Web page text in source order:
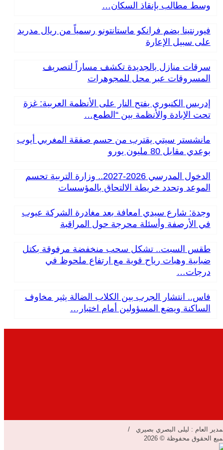
وسط مطالب بإنقاذ السكان…
فيورنتينا يضم فرانكو ماستانتونو رسمياً من ريال مدريد
على سبيل الإعارة
سرقات منازل بالجديدة تكشف مساراً لتصريف
المسروقات عبر محل للمجوهرات
إدريس الكنبوري يفتح النار على الأنظمة العربية: غزة
تحت الإبادة والأنظمة بين “الطمع…
مانشستر سيتي يقترب من حسم صفقة المغربي أيوب
بوعدي مقابل 80 مليون يورو
الدخول المدرسي 2026-2027.. وزارة التربية تحسم
الموعد وتحدد خريطة الالتحاق بالمؤسسات
وجدة: شارع سيدي امعافة بعد مغادرة الشركة عيوب
في الأرصفة وأسئلة محرجة حول المراقبة
طقس السبت.. تشكل سحب منخفضة مرفوقة بكتل
ضبابية وهبات رياح قوية مع ارتفاع ملحوظ في
درجات…
فاس.. انتشار الجرب بين الكلاب الضالة يثير مخاوف
الساكنة ويضع المسؤولين أمام اختبار…
العام : ليلى البصري بصيري /
الحقوق محفوظة © 2026